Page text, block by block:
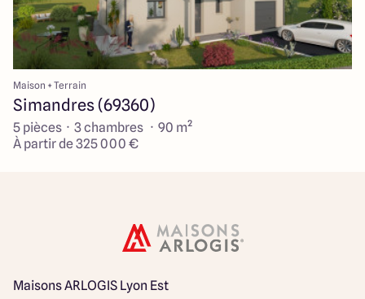
Maison + Terrain
Simandres (69360)
5 pièces · 3 chambres · 90 m²
À partir de 325 000 €
Maisons ARLOGIS Lyon Est